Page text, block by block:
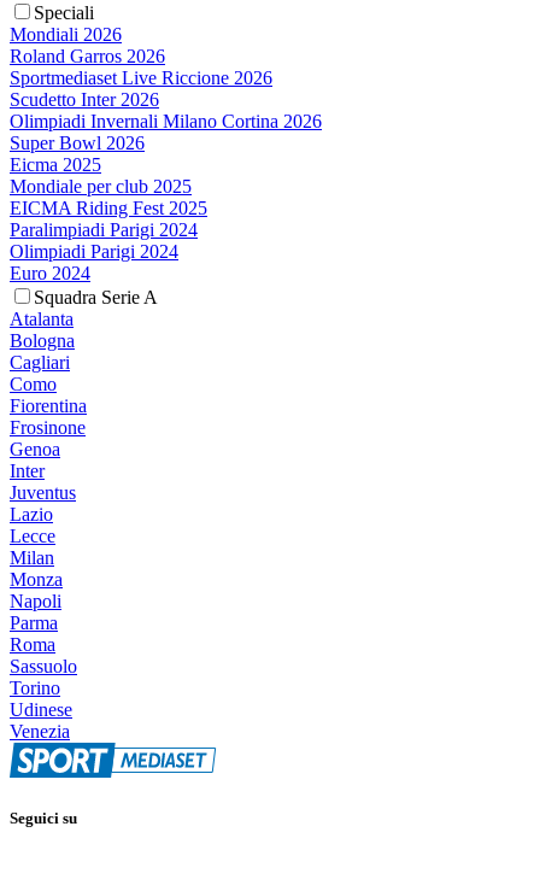
Speciali
Mondiali 2026
Roland Garros 2026
Sportmediaset Live Riccione 2026
Scudetto Inter 2026
Olimpiadi Invernali Milano Cortina 2026
Super Bowl 2026
Eicma 2025
Mondiale per club 2025
EICMA Riding Fest 2025
Paralimpiadi Parigi 2024
Olimpiadi Parigi 2024
Euro 2024
Squadra Serie A
Atalanta
Bologna
Cagliari
Como
Fiorentina
Frosinone
Genoa
Inter
Juventus
Lazio
Lecce
Milan
Monza
Napoli
Parma
Roma
Sassuolo
Torino
Udinese
Venezia
Seguici su